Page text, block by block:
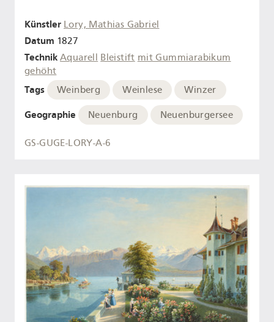
Künstler Lory, Mathias Gabriel
Datum 1827
Technik Aquarell Bleistift mit Gummiarabikum
gehöht
Tags Weinberg Weinlese Winzer
Geographie Neuenburg Neuenburgersee
GS-GUGE-LORY-A-6